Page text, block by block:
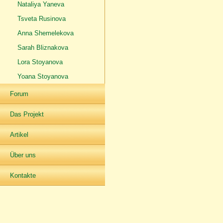
Nataliya Yaneva
Tsveta Rusinova
Anna Shemelekova
Sarah Bliznakova
Lora Stoyanova
Yoana Stoyanova
Forum
Das Projekt
Artikel
Über uns
Kontakte